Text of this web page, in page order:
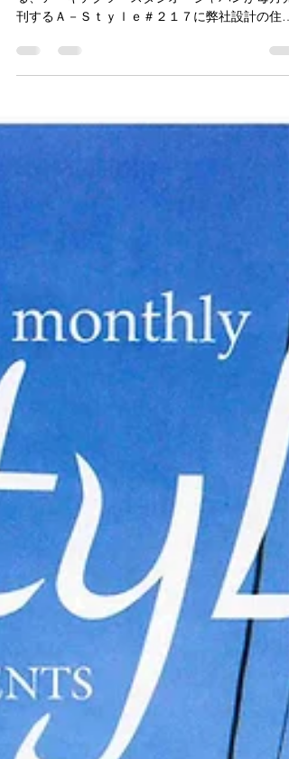
2025.02.01 日本最大級の建築家ネットワークで
刊するＡ－Ｓｔｙｌｅ＃２１７に弊社設計の住宅
建築が掲載されました。